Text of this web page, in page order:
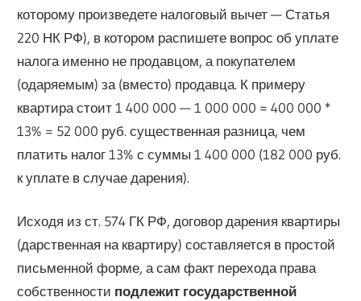
которому произведете налоговый вычет — Статья
220 НК РФ), в котором распишете вопрос об уплате
налога именно не продавцом, а покупателем
(одаряемым) за (вместо) продавца. К примеру
квартира стоит 1 400 000 — 1 000 000 = 400 000 *
13% = 52 000 руб. существенная разница, чем
платить налог 13% с суммы 1 400 000 (182 000 руб.
к уплате в случае дарения).
Исходя из ст. 574 ГК РФ, договор дарения квартиры
(дарственная на квартиру) составляется в простой
письменной форме, а сам факт перехода права
собственности подлежит государственной